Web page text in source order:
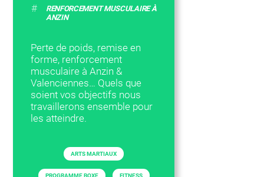
#
RENFORCEMENT MUSCULAIRE À
ANZIN
Perte de poids, remise en
forme, renforcement
musculaire à Anzin &
Valenciennes… Quels que
soient vos objectifs nous
travaillerons ensemble pour
les atteindre.
ARTS MARTIAUX
PROGRAMME BOXE FITNESS